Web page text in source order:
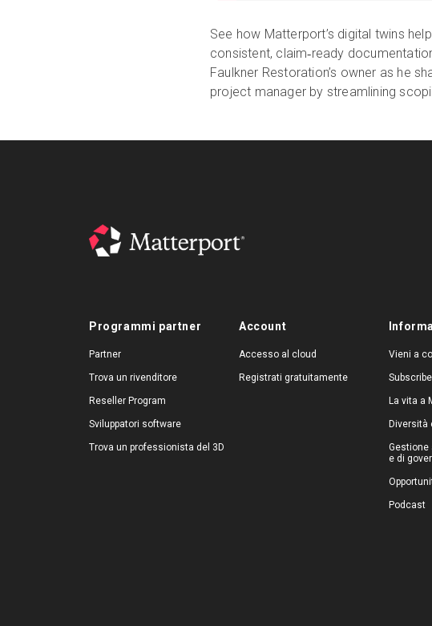
See how Matterport’s digital twins
consistent, claim‑ready
Faulkner Restoration’s owner as he
project manager by streamlining
Programmi partner
Partner
Trova un rivenditore
Reseller Program
Sviluppatori software
Trova un professionista del 3D
Account
Accesso al cloud
Registrati gratuitamente
Vieni a
La vita a
Diversità
Gestione
e di
Podcast